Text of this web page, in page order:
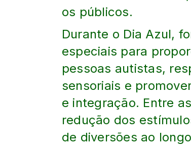
os públicos.
Durante o Dia Azul,
especiais para
pessoas autistas,
sensoriais e
e integração. Entre
redução dos
de diversões ao